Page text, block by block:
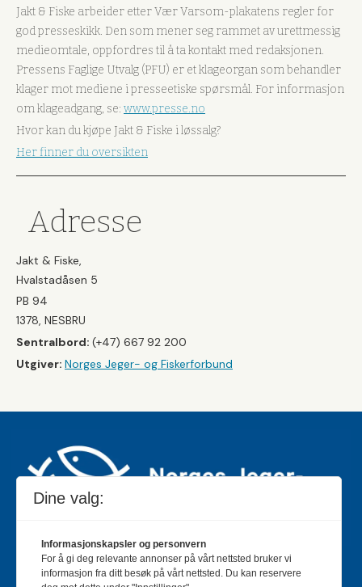
Jakt & Fiske arbeider etter Vær Varsom-plakatens regler for
god presseskikk. Den som mener seg rammet av urettmessig
medieomtale, oppfordres til å ta kontakt med redaksjonen.
Pressens Faglige Utvalg (PFU) er et klageorgan som behandler
klager mot mediene i presseetiske spørsmål. For informasjon
om klageadgang, se: www.presse.no
Hvor kan du kjøpe Jakt & Fiske i løssalg?
Her finner du oversikten
Adresse
Jakt & Fiske,
Hvalstadåsen 5
PB 94
1378, NESBRU
Sentralbord: (+47) 667 92 200
Utgiver: Norges Jeger- og Fiskerforbund
Jakt & Fiske er landets største og eldste magasin for
Dine valg:
Informasjonskapsler og personvern
For å gi deg relevante annonser på vårt nettsted bruker vi
informasjon fra ditt besøk på vårt nettsted. Du kan reservere